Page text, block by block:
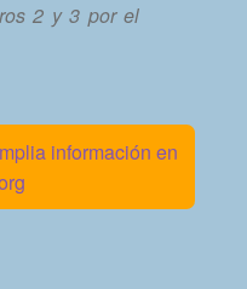
2 y 3 por el
información en